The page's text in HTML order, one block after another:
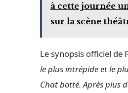
à cette journée
sur la scène
Le synopsis officiel de
le plus intrépide et le
Chat botté. Après plus